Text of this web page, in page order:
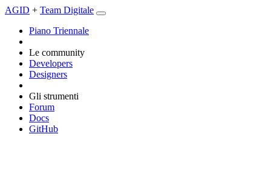
AGID + Team Digitale
Piano Triennale
Le community
Developers
Designers
Gli strumenti
Forum
Docs
GitHub